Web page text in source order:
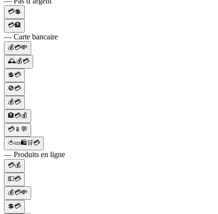
💳💲
💳🏦
— Carte bancaire
💰💳💸
🕰️💰💳
💲💳
🚫💳
💰💳
🏦💳💰
💳📱💬
🍅🥒🛍🛒💳
— Produits en ligne
💳💰
💵💳
💰💳💸
💲💳